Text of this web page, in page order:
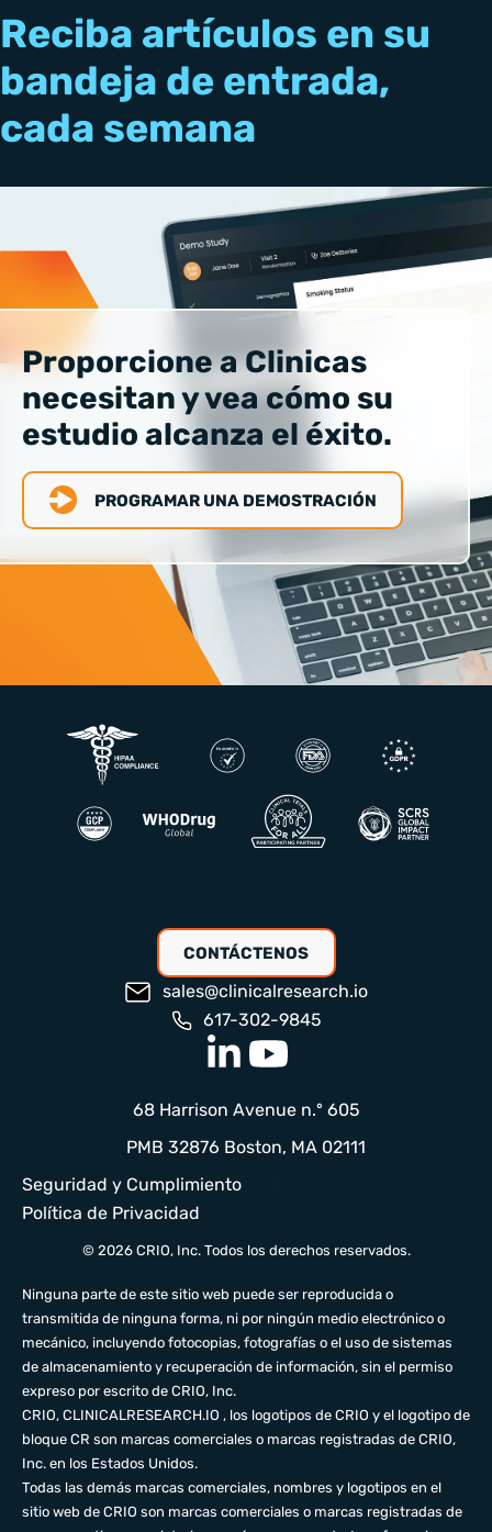
Reciba artículos en su
bandeja de entrada,
cada semana
Proporcione a Clinicas
necesitan y vea cómo su
estudio alcanza el éxito.
PROGRAMAR UNA DEMOSTRACIÓN
CONTÁCTENOS
sales@clinicalresearch.io
617-302-9845
Seguridad y Cumplimiento
Política de Privacidad
© 2026 CRIO, Inc. Todos los derechos reservados.
68 Harrison Avenue n.º 605
PMB 32876 Boston, MA 02111
Ninguna parte de este sitio web puede ser reproducida o
transmitida de ninguna forma, ni por ningún medio electrónico o
mecánico, incluyendo fotocopias, fotografías o el uso de sistemas
de almacenamiento y recuperación de información, sin el permiso
expreso por escrito de CRIO, Inc.
CRIO, CLINICALRESEARCH.IO , los logotipos de CRIO y el logotipo de
bloque CR son marcas comerciales o marcas registradas de CRIO,
Inc. en los Estados Unidos.
Todas las demás marcas comerciales, nombres y logotipos en el
sitio web de CRIO son marcas comerciales o marcas registradas de